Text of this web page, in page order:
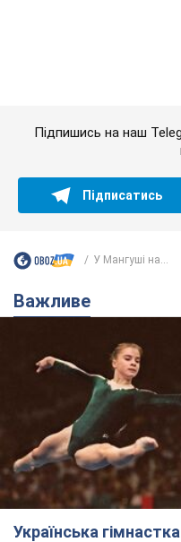
Важливе
Українська
і вперше почула
доля Подкопаєвої,
"золото" Олімпіади
У фанатів донеччанки
покриття з надписом
8.08.2026 18:30 37,4 т.
На Прикарпатті після